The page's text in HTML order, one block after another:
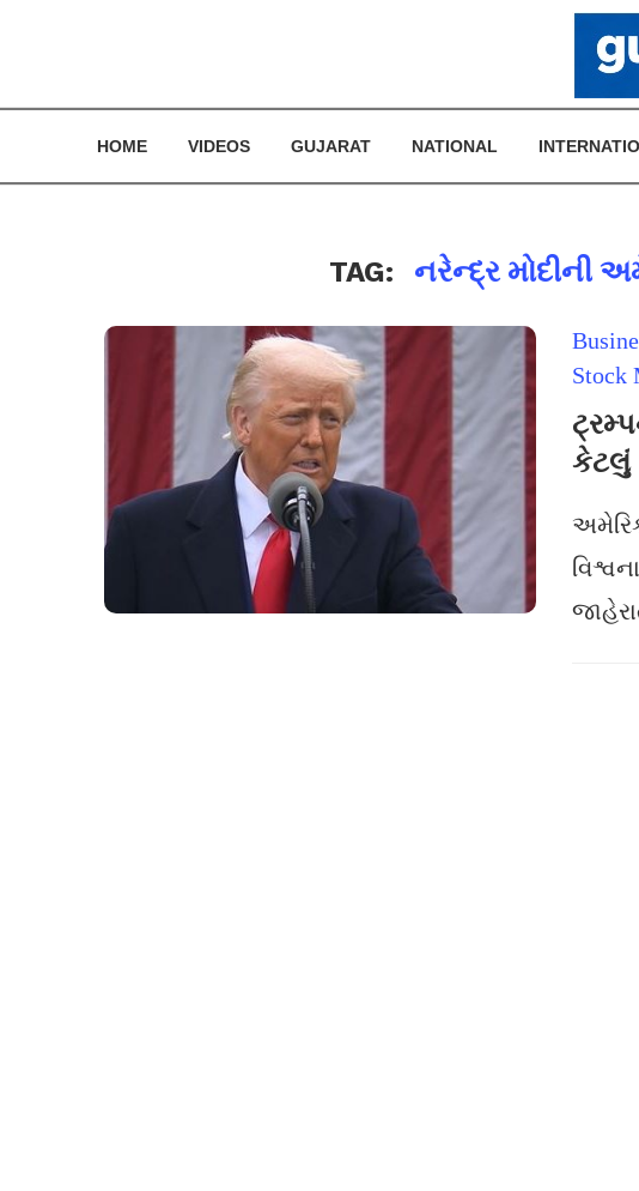
HOME VIDEOS GUJARAT NATIONAL
TAG: નરેન્દ્ર મોદીની
Stock
કેટલું